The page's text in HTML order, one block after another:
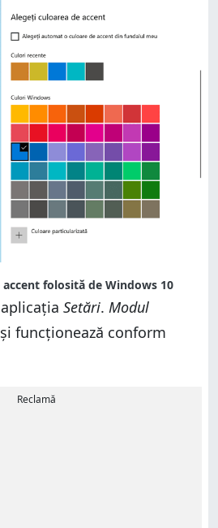
folosită de Windows 10
Setări. Modul
funcționează conform
Reclamă